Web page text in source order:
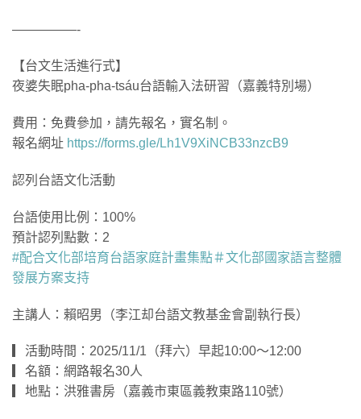
—————-
【台文生活進行式】
夜婆失眠pha-pha-tsáu台語輸入法研習（嘉義特別場）
費用：免費參加，請先報名，實名制。
報名網址 https://forms.gle/Lh1V9XiNCB33nzcB9
認列台語文化活動
台語使用比例：100%
預計認列點數：2
#配合文化部培育台語家庭計畫集點＃文化部國家語言整體
發展方案支持
主講人：賴昭男（李江却台語文教基金會副執行長）
▎活動時間：2025/11/1（拜六）早起10:00～12:00
▎名額：網路報名30人
▎地點：洪雅書房（嘉義市東區義教東路110號）